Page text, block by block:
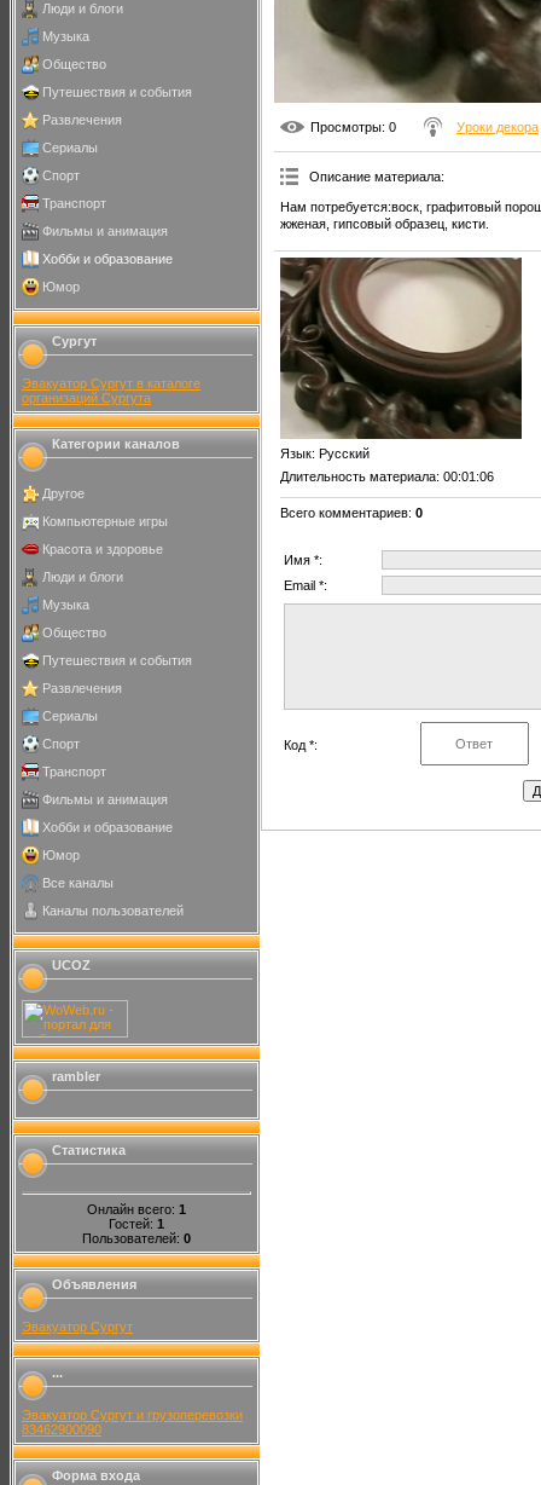
Люди и блоги
Музыка
Общество
Путешествия и события
Развлечения
Сериалы
Спорт
Транспорт
Фильмы и анимация
Хобби и образование
Юмор
Сургут
Эвакуатор Сургут в каталоге
организаций Сургута
Категории каналов
Другое
Компьютерные игры
Красота и здоровье
Люди и блоги
Музыка
Общество
Путешествия и события
Развлечения
Сериалы
Спорт
Транспорт
Фильмы и анимация
Хобби и образование
Юмор
Все каналы
Каналы пользователей
UCOZ
rambler
Статистика
Онлайн всего: 1
Гостей: 1
Пользователей: 0
Объявления
Эвакуатор Сургут
...
Эвакуатор Сургут и грузоперевозки
83462900090
Форма входа
Просмотры: 0 Уроки декора
Описание материала:
Нам потребуется:воск, графитовый
жженая, гипсовый образец, кисти.
Язык: Русский
Длительность материала: 00:01:06
Всего комментариев: 0
Имя *:
Email *:
Код *: